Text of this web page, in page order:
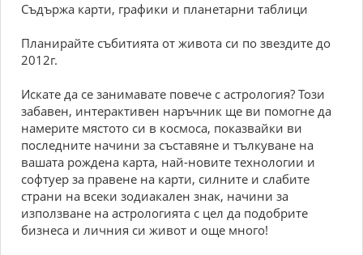
Съдържа карти, графики и планетарни таблици
Планирайте събитията от живота си по звездите до
2012г.
Искате да се занимавате повече с астрология? Този
забавен, интерактивен наръчник ще ви помогне да
намерите мястото си в космоса, показвайки ви
последните начини за съставяне и тълкуване на
вашата рождена карта, най-новите технологии и
софтуер за правене на карти, силните и слабите
страни на всеки зодиакален знак, начини за
използване на астрологията с цел да подобрите
бизнеса и личния си живот и още много!